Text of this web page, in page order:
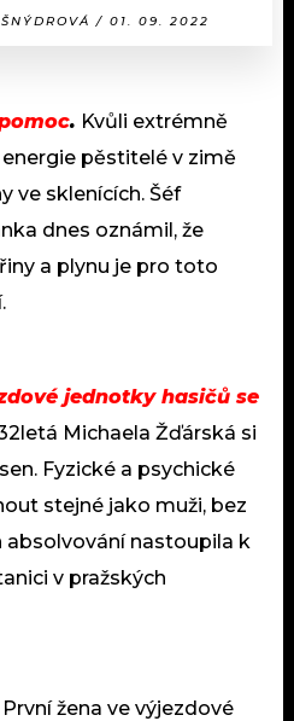
/ 01. 09. 2022
. Kvůli extrémně
pěstitelé v zimě
ve sklenících. Šéf
dnes oznámil, že
a plynu je pro toto
jednotky hasičů se
Michaela Žďárská si
Fyzické a psychické
stejné jako muži, bez
absolvování nastoupila k
v pražských
žena ve výjezdové